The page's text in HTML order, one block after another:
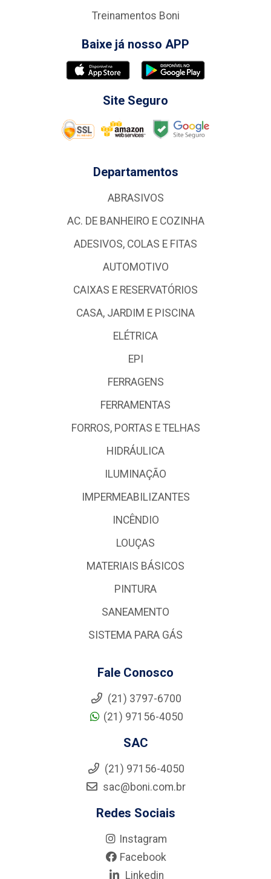
Treinamentos Boni
Baixe já nosso APP
Site Seguro
Departamentos
ABRASIVOS
AC. DE BANHEIRO E COZINHA
ADESIVOS, COLAS E FITAS
AUTOMOTIVO
CAIXAS E RESERVATÓRIOS
CASA, JARDIM E PISCINA
ELÉTRICA
EPI
FERRAGENS
FERRAMENTAS
FORROS, PORTAS E TELHAS
HIDRÁULICA
ILUMINAÇÃO
IMPERMEABILIZANTES
INCÊNDIO
LOUÇAS
MATERIAIS BÁSICOS
PINTURA
SANEAMENTO
SISTEMA PARA GÁS
Fale Conosco
(21) 3797-6700
(21) 97156-4050
SAC
(21) 97156-4050
sac@boni.com.br
Redes Sociais
Instagram
Facebook
Linkedin